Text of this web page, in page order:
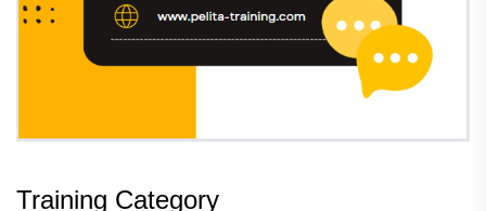
Training Category